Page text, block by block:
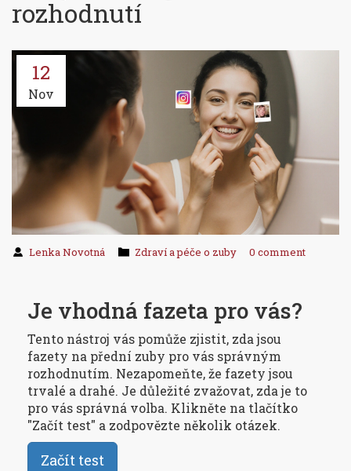
rozhodnutí
12
Nov
Lenka Novotná Zdraví a péče o zuby 0 comment
Je vhodná fazeta pro vás?
Tento nástroj vás pomůže zjistit, zda jsou
fazety na přední zuby pro vás správným
rozhodnutím. Nezapomeňte, že fazety jsou
trvalé a drahé. Je důležité zvažovat, zda je to
pro vás správná volba. Klikněte na tlačítko
"Začít test" a zodpovězte několik otázek.
Začít test